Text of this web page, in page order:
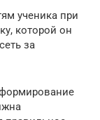
ученика при
которой он
за